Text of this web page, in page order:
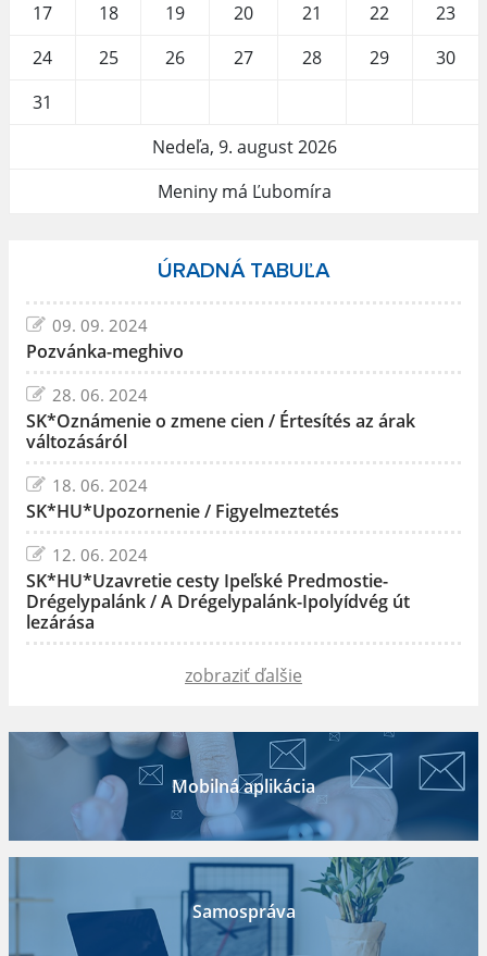
17
18 19 20 21 22
23
24
25 26 27 28 29
30
31
Nedeľa, 9. august 2026
Meniny má Ľubomíra
ÚRADNÁ TABUĽA
09. 09. 2024
Pozvánka-meghivo
28. 06. 2024
SK*Oznámenie o zmene cien / Értesítés az árak
változásáról
18. 06. 2024
SK*HU*Upozornenie / Figyelmeztetés
12. 06. 2024
SK*HU*Uzavretie cesty Ipeľské Predmostie-
Drégelypalánk / A Drégelypalánk-Ipolyídvég út
lezárása
zobraziť ďalšie
Mobilná aplikácia
Samospráva